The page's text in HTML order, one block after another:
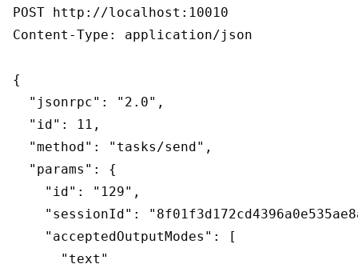
POST http://localhost:10010
Content-Type: application/json
{
  "jsonrpc": "2.0",
  "id": 11,
  "method": "tasks/send",
  "params": {
    "id": "129",
"sessionId":
    "acceptedOutputModes": [
      "text"